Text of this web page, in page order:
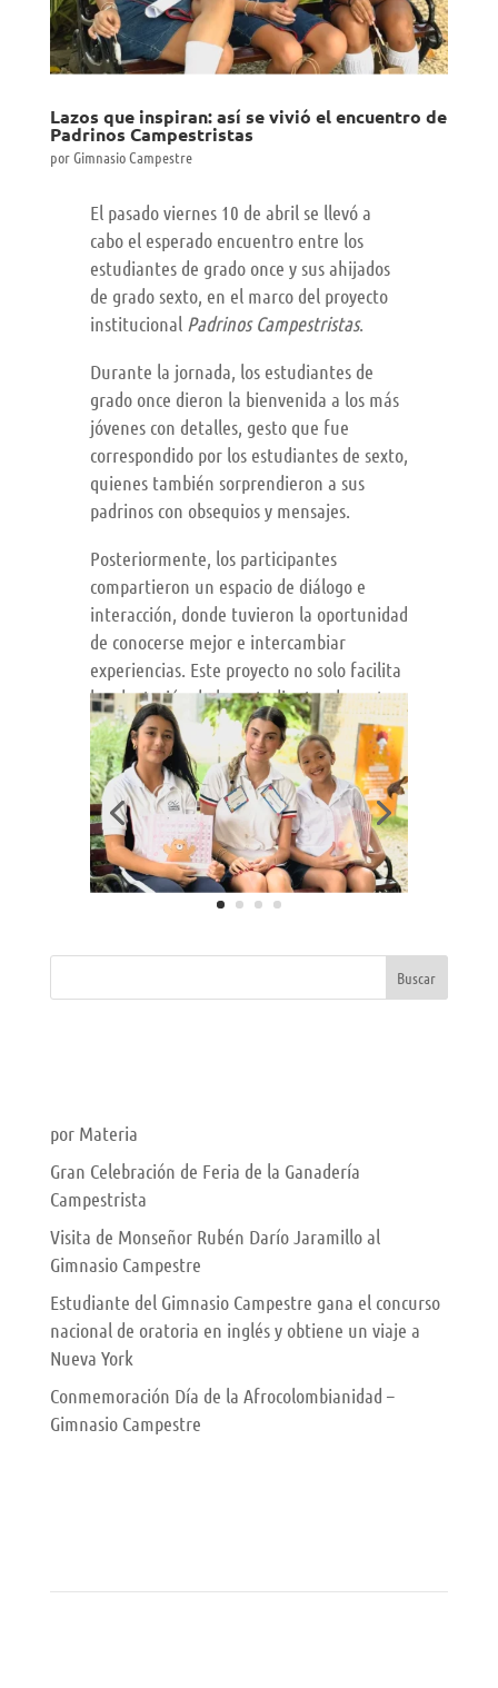
Lazos que inspiran: así se vivió el encuentro de
Padrinos Campestristas
porGimnasio Campestre
El pasado viernes 10 de abril se llevó a
cabo el esperado encuentro entre los
estudiantes de grado once y sus ahijados
de grado sexto, en el marco del proyecto
institucional Padrinos Campestristas.
Durante la jornada, los estudiantes de
grado once dieron la bienvenida a los más
jóvenes con detalles, gesto que fue
correspondido por los estudiantes de sexto,
quienes también sorprendieron a sus
padrinos con obsequios y mensajes.
Posteriormente, los participantes
compartieron un espacio de diálogo e
interacción, donde tuvieron la oportunidad
de conocerse mejor e intercambiar
experiencias. Este proyecto no solo facilita
la adaptación de los estudiantes de sexto a
la vida en bachillerato, sino que también
fomenta en los estudiantes de once
habilidades de liderazgo, responsabilidad y
acompañamiento.
por Materia
Gran Celebración de Feria de la Ganadería
Campestrista
Visita de Monseñor Rubén Darío Jaramillo al
Gimnasio Campestre
Estudiante del Gimnasio Campestre gana el concurso
nacional de oratoria en inglés y obtiene un viaje a
Nueva York
Conmemoración Día de la Afrocolombianidad –
Gimnasio Campestre